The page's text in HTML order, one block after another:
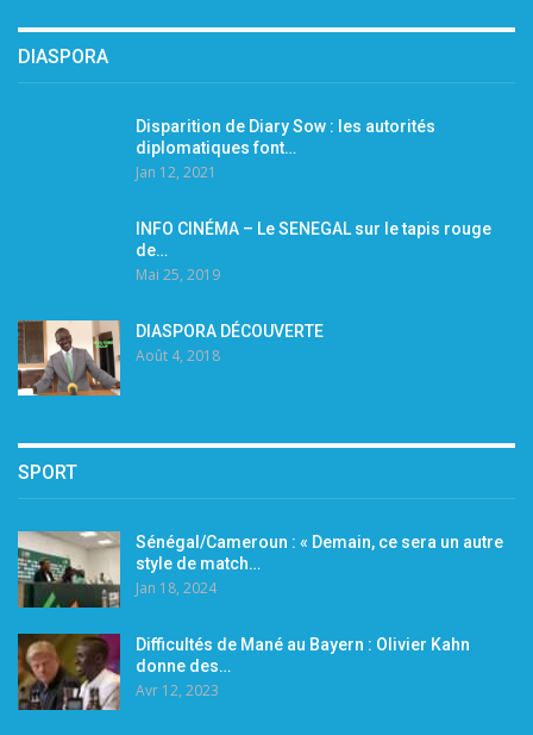
DIASPORA
Disparition de Diary Sow : les autorités
diplomatiques font…
Jan 12, 2021
INFO CINÉMA – Le SENEGAL sur le tapis rouge
de…
Mai 25, 2019
DIASPORA DÉCOUVERTE
Août 4, 2018
SPORT
Sénégal/Cameroun : « Demain, ce sera un autre
style de match…
Jan 18, 2024
Difficultés de Mané au Bayern : Olivier Kahn
donne des…
Avr 12, 2023